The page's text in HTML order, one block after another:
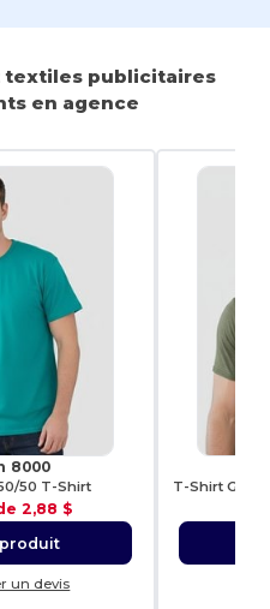
publicitaires
en agence
8000
50 T-Shirt
2,88 $
un devis